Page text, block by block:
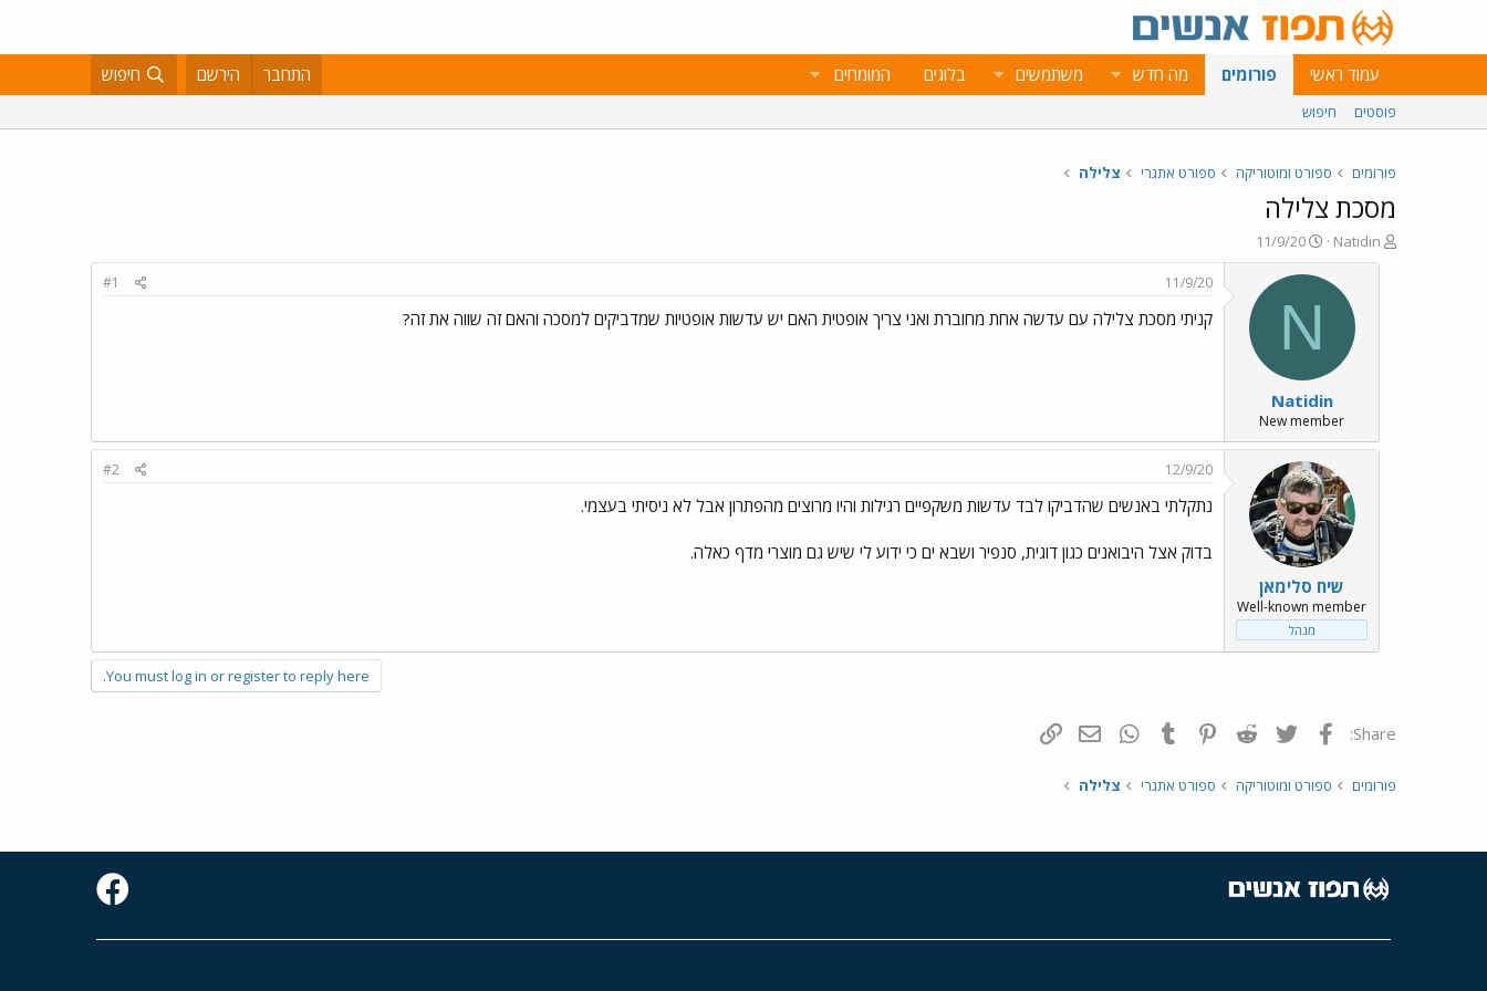
עמוד ראשי פורומים מה חדש משתמשים בלוגים המומחים התחבר הירשם חיפוש
פוסטים חיפוש
פורומים ספורט ומוטוריקה ספורט אתגרי צלילה
מסכת צלילה
פ
ו
Natidin
פ
ו
ר
ם
ב
א
ר
י
ך
11/9/20
N
Natidin
New member
11/9/20
#1
קניתי מסכת צלילה עם עדשה אחת מחוברת ואני צריך אופטית האם יש עדשות אופטיות שמדביקים למסכה והאם זה שווה את זה?
שיח סלימאן
Well-known member
מנהל
12/9/20
#2
נתקלתי באנשים שהדביקו לבד עדשות משקפיים רגילות והיו מרוצים מהפתרון אבל לא ניסיתי בעצמי.
בדוק אצל היבואנים כגון דוגית, סנפיר ושבא ים כי ידוע לי שיש גם מוצרי מדף כאלה.
You must log in or register to reply here.
Share: פייסבוק Twitter
Reddit
Pinterest
Tumblr
WhatsAppדואר אלקטרוני
פורומים ספורט ומוטוריקה ספורט אתגרי צלילה